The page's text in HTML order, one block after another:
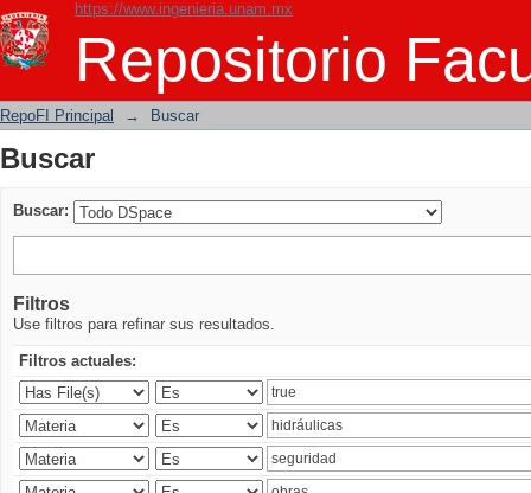
https://www.ingenieria.unam.mx
Repositorio
Buscar
RepoFI Principal → Buscar
Buscar
Buscar:
Filtros
Use filtros para refinar sus resultados.
Filtros actuales: